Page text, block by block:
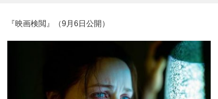
『映画検閲』（9月6日公開）